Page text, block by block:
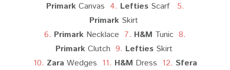
PrimarkCanvas 4. LeftiesScarf
5.
Primark Skirt
6. Primark Necklace 7. H&M Tunic 8.
PrimarkClutch 9. LeftiesSkirt
10. Zara Wedges 11. H&M Dress 12. Sfera